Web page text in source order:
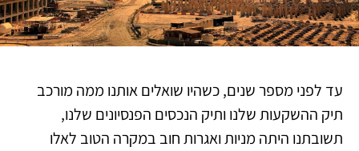
עד לפני מספר שנים, כשהיו שואלים אותנו ממה מורכב
תיק ההשקעות שלנו ותיק הנכסים הפנסיונים שלנו,
תשובתנו היתה מניות ואגרות חוב במקרה הטוב לאלו